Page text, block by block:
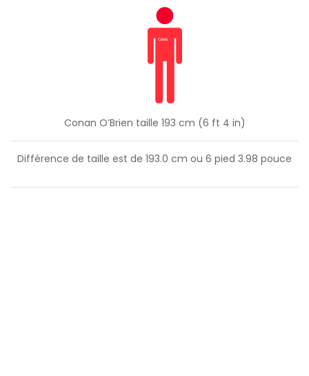
Conan O’Brien taille 193 cm (6 ft 4 in)
Différence de taille est de 193.0 cm ou 6 pied 3.98 pouce